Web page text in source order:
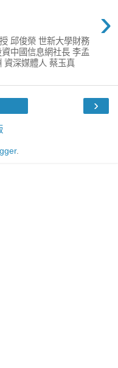
›
邱俊榮 世新大學財務
中國信息網社長 李孟
資深媒體人 蔡玉真
›
.